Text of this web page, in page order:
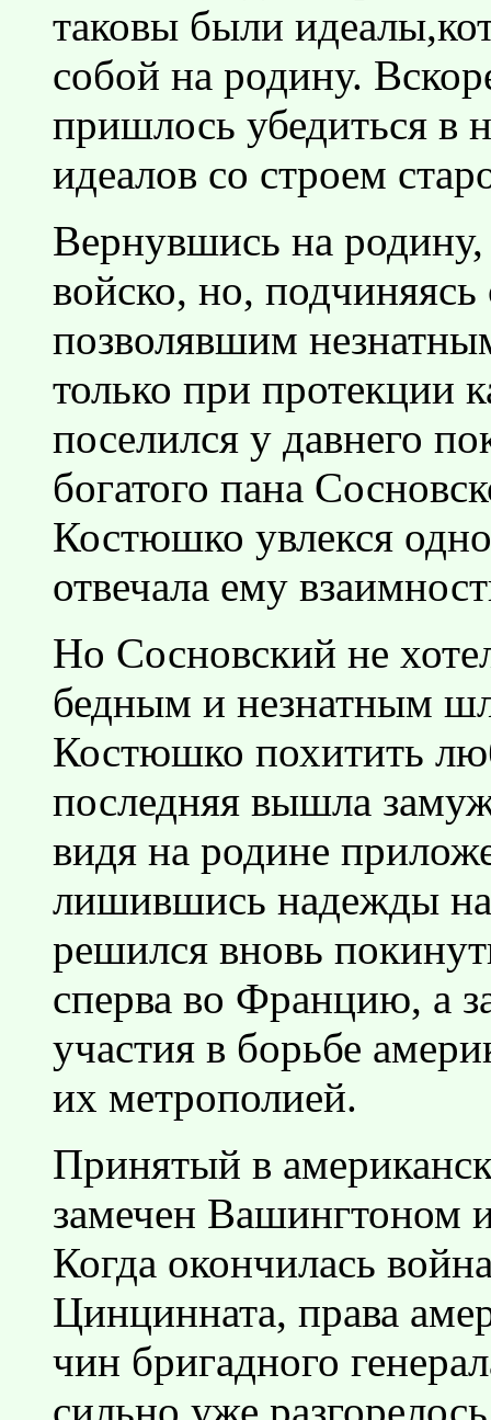
таковы были
собой на родину.
пришлось убедиться в
идеалов со строем
Вернувшись на родину,
войско, но,
позволявшим
только при протекции
поселился у давнего
богатого пана
Костюшко увлекся
отвечала ему
Но Сосновский не
бедным и незнатным
Костюшко похитить
последняя вышла
видя на родине
лишившись надежды
решился вновь
сперва во Францию, а
участия в борьбе
их метрополией.
Принятый в
замечен Вашингтоном
Когда окончилась
Цинцинната, права
чин бригадного